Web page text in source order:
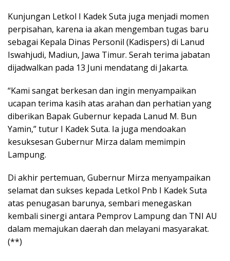
Kunjungan Letkol I Kadek Suta juga menjadi momen
perpisahan, karena ia akan mengemban tugas baru
sebagai Kepala Dinas Personil (Kadispers) di Lanud
Iswahjudi, Madiun, Jawa Timur. Serah terima jabatan
dijadwalkan pada 13 Juni mendatang di Jakarta.
“Kami sangat berkesan dan ingin menyampaikan
ucapan terima kasih atas arahan dan perhatian yang
diberikan Bapak Gubernur kepada Lanud M. Bun
Yamin,” tutur I Kadek Suta. Ia juga mendoakan
kesuksesan Gubernur Mirza dalam memimpin
Lampung.
Di akhir pertemuan, Gubernur Mirza menyampaikan
selamat dan sukses kepada Letkol Pnb I Kadek Suta
atas penugasan barunya, sembari menegaskan
kembali sinergi antara Pemprov Lampung dan TNI AU
dalam memajukan daerah dan melayani masyarakat.
(**)